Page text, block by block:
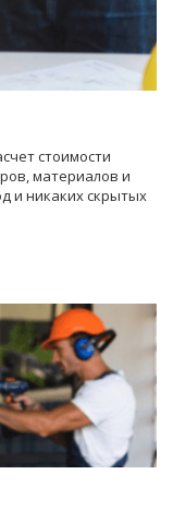
стоимости
материалов и
и никаких скрытых